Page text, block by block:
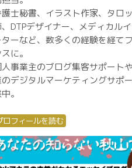
士秘書、イラスト作家、タロ
、DTPデザイナー、メディカル
ターなど、数多くの経験を経て
に。
事業主のブログ集客サポート
のデジタルマーケティングサポ
。
ロフィールを読む